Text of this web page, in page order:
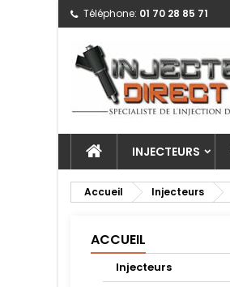
Téléphone: 01 70 28 85 71
INJECTEURS
Accueil Injecteurs
ACCUEIL
Injecteurs